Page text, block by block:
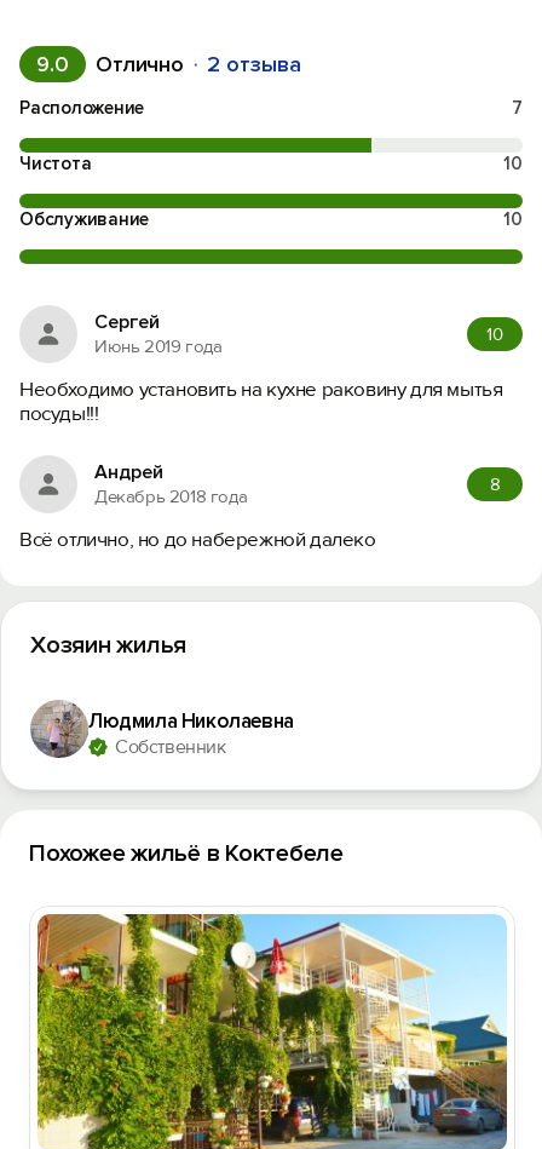
9.0 Отлично 2 отзыва
Расположение 7
Чистота 10
Обслуживание 10
Сергей
Июнь 2019 года
10
Необходимо установить на кухне раковину для мытья
посуды!!!
Андрей
Декабрь 2018 года
8
Всё отлично, но до набережной далеко
Хозяин жилья
Людмила Николаевна
Собственник
Похожее жильё в Коктебеле